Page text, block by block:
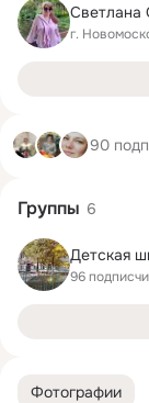
Фотографии
Светлана
г.
90
Группы 6
Детская
96